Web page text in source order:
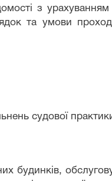
з
та умови
судової
будинків,